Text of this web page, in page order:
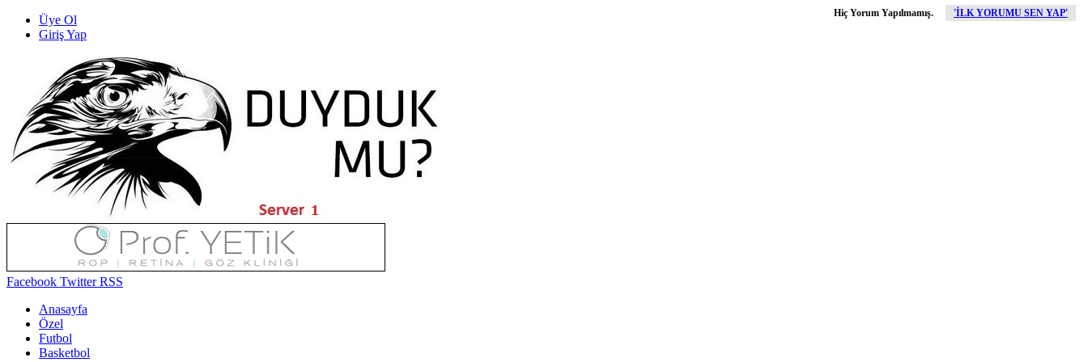
Üye Ol
Giriş Yap
Facebook TwitterRSS
Anasayfa
Özel
Futbol
Basketbol
Hiç Yorum Yapılmamış. 'İLK YORUMU SEN YAP'